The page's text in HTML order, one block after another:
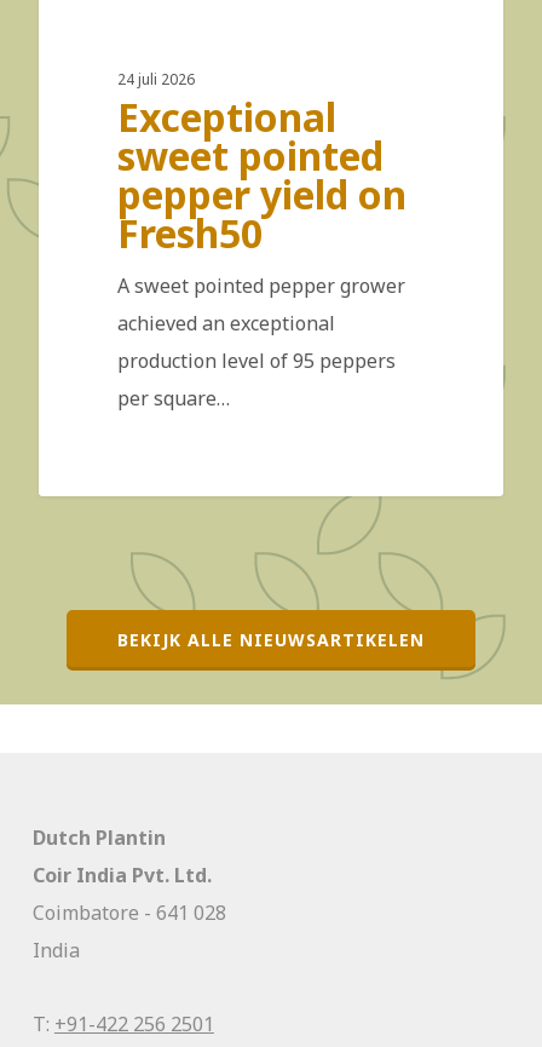
24 juli 2026
Exceptional
sweet pointed
pepper yield on
Fresh50
A sweet pointed pepper grower
achieved an exceptional
production level of 95 peppers
per square…
BEKIJK ALLE NIEUWSARTIKELEN
Dutch Plantin
Coir India Pvt. Ltd.
Coimbatore - 641 028
India
T: +91-422 256 2501